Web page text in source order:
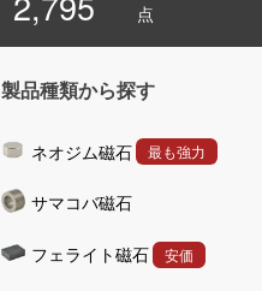
多用途吸着バー
マグネット吸着器
ハンドマグネット
マグネットキャッチャ
磁気活水器
磁気計測器
点
製品種類から探す
ネオジム磁石 最も強力
サマコバ磁石
フェライト磁石 安価